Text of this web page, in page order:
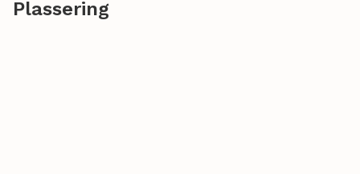
Plassering